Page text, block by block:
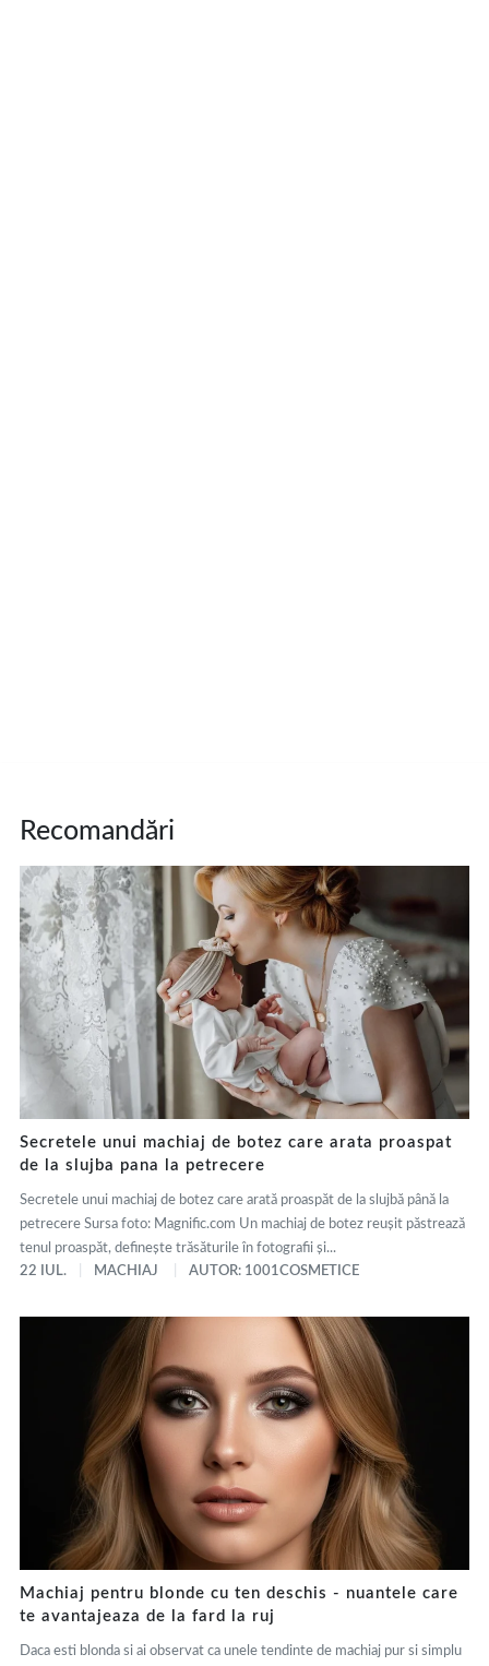
Recomandări
Secretele unui machiaj de botez care arata proaspat
de la slujba pana la petrecere
Secretele unui machiaj de botez care arată proaspăt de la slujbă până la
petrecere Sursa foto: Magnific.com Un machiaj de botez reușit păstrează
tenul proaspăt, definește trăsăturile în fotografii și...
22 IUL.
MACHIAJ AUTOR: 1001COSMETICE
Machiaj pentru blonde cu ten deschis - nuantele care
te avantajeaza de la fard la ruj
Daca esti blonda si ai observat ca unele tendinte de machiaj pur si simplu